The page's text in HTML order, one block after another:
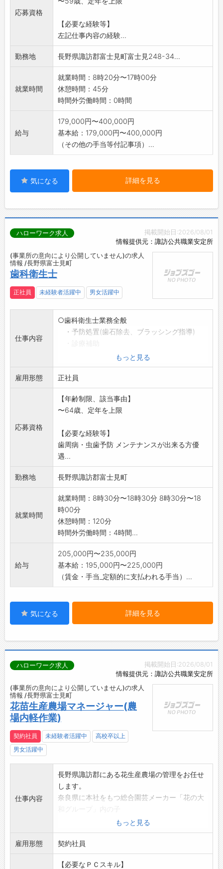
顧客へ納品
※仕事内容の詳細については、面接時説明しま
す。
※CADの使用経験がある方、歓迎します。
変更範囲:会社の定める業務
応募資格
【必要な経験等】
左記仕事内容の経験...
勤務地 長野県諏訪郡富士見町富士見248-34...
就業時間
就業時間：8時20分〜17時00分
休憩時間：45分
時間外労働時間：0時間
給与
179,000円〜400,000円
基本給：179,000円〜400,000円
（その他の手当等付記事項）...
気になる 詳細を見る
掲載開始日:2026/08/01
情報提供元：諏訪公共職業安定所
ハローワーク求人
(事業所の意向により公開していません)の求人
情報 /長野県富士見町
歯科衛生士
正社員 未経験者活躍中 男女活躍中
仕事内容
○歯科衛生士業務全般
・予防処置(歯石除去、ブラッシング指導)
変更範囲:変更なし
*協調性を持って楽しく働ける職場です。
もっと見る
雇用形態 正社員
応募資格
【年齢制限、該当事由】
〜64歳、定年を上限
【必要な経験等】
歯周病・虫歯予防 メンテナンスが出来る方優
遇...
勤務地 長野県諏訪郡富士見町
就業時間
就業時間：8時30分〜18時30分 8時30分〜18
時00分
休憩時間：120分
時間外労働時間：4時間...
給与
205,000円〜235,000円
基本給：195,000円〜225,000円
（賃金・手当_定額的に支払われる手当）...
気になる 詳細を見る
掲載開始日:2026/08/01
情報提供元：諏訪公共職業安定所
ハローワーク求人
(事業所の意向により公開していません)の求人
情報 /長野県富士見町
花苗生産農場マネージャー(農
場内軽作業)
契約社員 未経験者活躍中
高校卒以上
男女活躍中
仕事内容
長野県諏訪郡にある花生産農場の管理をお任せ
します。
奈良県に本社をもつ総合園芸メーカー「花の大
会社「大和ガーデンファーム」勤務となりま
す。
・花苗の栽培・品質管理(株分け、水やり、肥料
やり)
・出荷作業(箱詰め、ラベル刺し等)
もっと見る
雇用形態 契約社員
【必要なＰＣスキル】